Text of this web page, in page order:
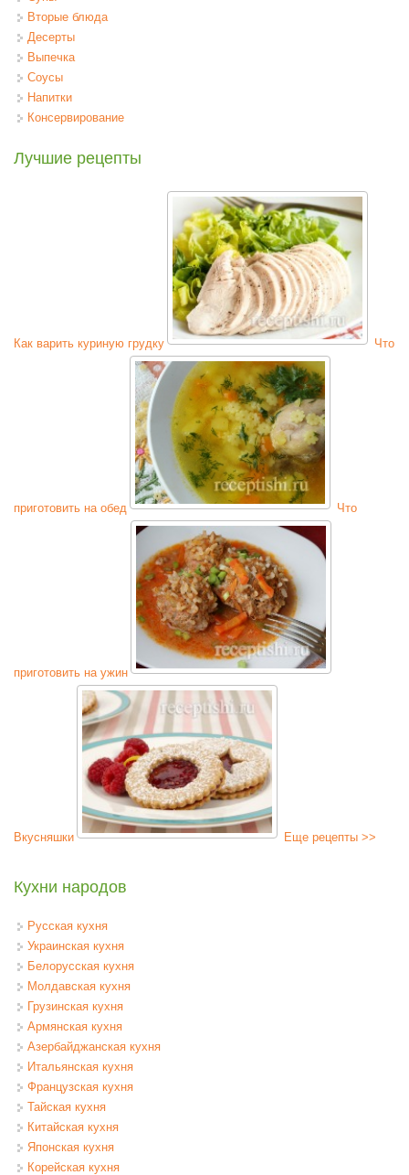
Вторые блюда
Десерты
Выпечка
Соусы
Напитки
Консервирование
Лучшие рецепты
Как варить куриную грудку Что
приготовить на обед Что
приготовить на ужин
Вкусняшки Еще рецепты >>
Кухни народов
Русская кухня
Украинская кухня
Белорусская кухня
Молдавская кухня
Грузинская кухня
Армянская кухня
Азербайджанская кухня
Итальянская кухня
Французская кухня
Тайская кухня
Китайская кухня
Японская кухня
Корейская кухня